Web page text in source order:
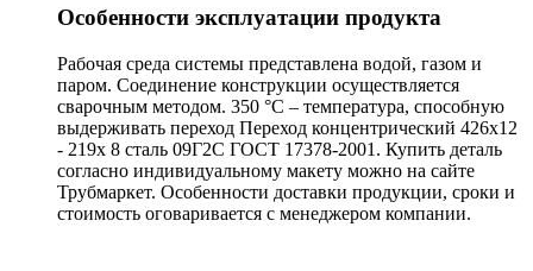
Особенности эксплуатации продукта
Рабочая среда системы представлена водой, газом и
паром. Соединение конструкции осуществляется
сварочным методом. 350 °С – температура, способную
выдерживать переход Переход концентрический 426х12
- 219х 8 сталь 09Г2С ГОСТ 17378-2001. Купить деталь
согласно индивидуальному макету можно на сайте
Трубмаркет. Особенности доставки продукции, сроки и
стоимость оговаривается с менеджером компании.